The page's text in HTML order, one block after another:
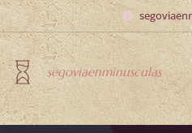
segoviaenminusculas